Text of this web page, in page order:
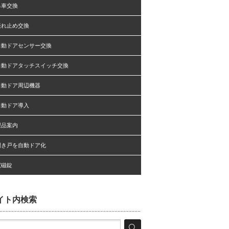
車交換
れ止め交換
動ドアセンサー交換
動ドアタッチスイッチ交換
動ドア周辺機器
ドア導入
品案内
き戸を自動ドア化
錠
ト内検索